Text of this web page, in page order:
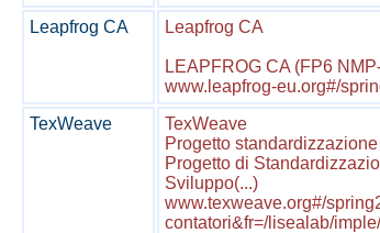
Leapfrog CA Leapfrog CA
LEAPFROG CA (FP6
www.leapfrog-eu.org#/
TexWeave
TexWeave
Progetto
Progetto di
Sviluppo(...)
www.texweave.org#/
contatori&fr=/lisealab/